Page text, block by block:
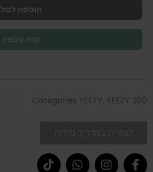
הוספה לסל
קנה עכשיו
Categories YEEZY, YEEZY 350